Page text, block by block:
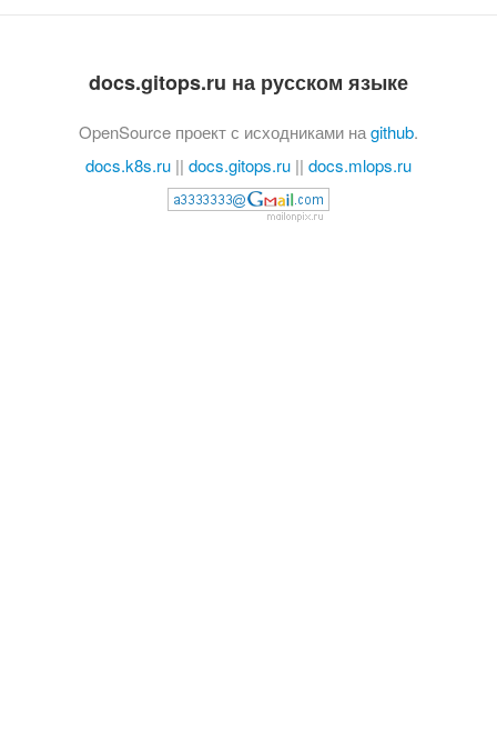
docs.gitops.ru на русском языке
OpenSource проект с исходниками наgithub.
docs.k8s.ru || docs.gitops.ru || docs.mlops.ru